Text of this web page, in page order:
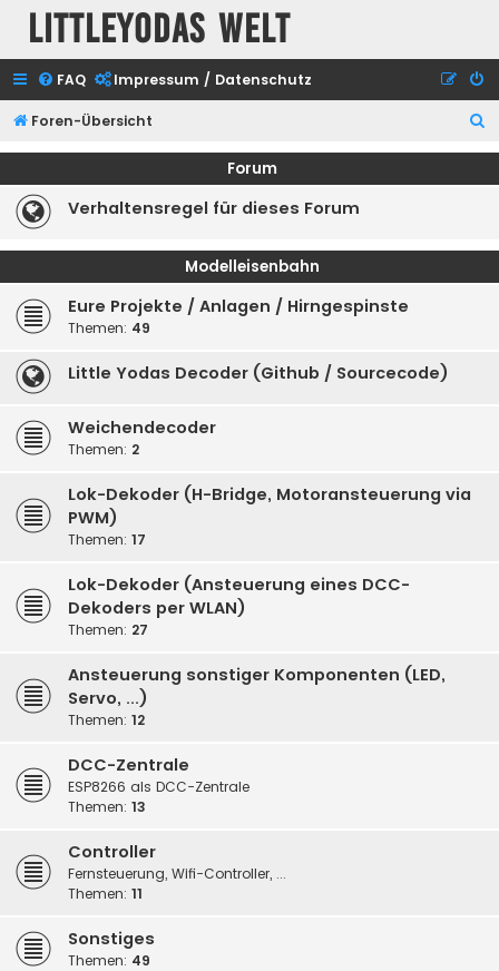
Littleyodas Welt
FAQ Impressum / Datenschutz
Foren-Übersicht
u
Forum
Verhaltensregel für dieses Forum
Modelleisenbahn
Eure Projekte / Anlagen / Hirngespinste
Themen: 49
Little Yodas Decoder (Github / Sourcecode)
Weichendecoder
Themen: 2
Lok-Dekoder (H-Bridge, Motoransteuerung via
PWM)
Themen: 17
Lok-Dekoder (Ansteuerung eines DCC-
Dekoders per WLAN)
Themen: 27
Ansteuerung sonstiger Komponenten (LED,
Servo, ...)
Themen: 12
DCC-Zentrale
ESP8266 als DCC-Zentrale
Themen: 13
Controller
Fernsteuerung, Wifi-Controller, ...
Themen: 11
Sonstiges
Themen: 49